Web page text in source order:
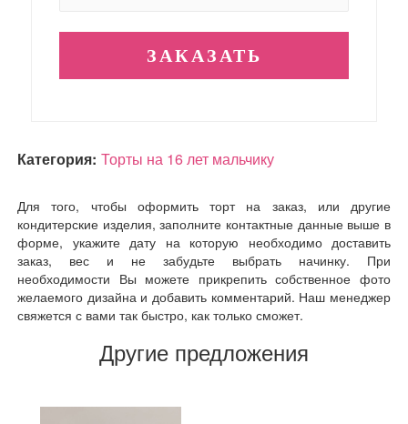
Категория: Торты на 16 лет мальчику
Для того, чтобы оформить торт на заказ, или другие
кондитерские изделия, заполните контактные данные выше в
форме, укажите дату на которую необходимо доставить
заказ, вес и не забудьте выбрать начинку. При
необходимости Вы можете прикрепить собственное фото
желаемого дизайна и добавить комментарий. Наш менеджер
свяжется с вами так быстро, как только сможет.
Другие предложения